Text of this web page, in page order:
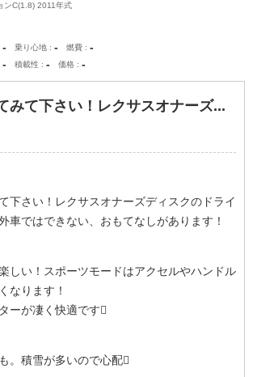
ンC(1.8) 2011年式
- 乗り心地 - 燃費 -
- 積載性 - 価格 -
みて下さい！レクサスオナーズ...
下さい！レクサスオナーズディスクのドライ
車ではできない、おもてなしがあります！
しい！スポーツモードはアクセルやハンドル
なります！
ーが凄く快適です
。積雪が多いので心配